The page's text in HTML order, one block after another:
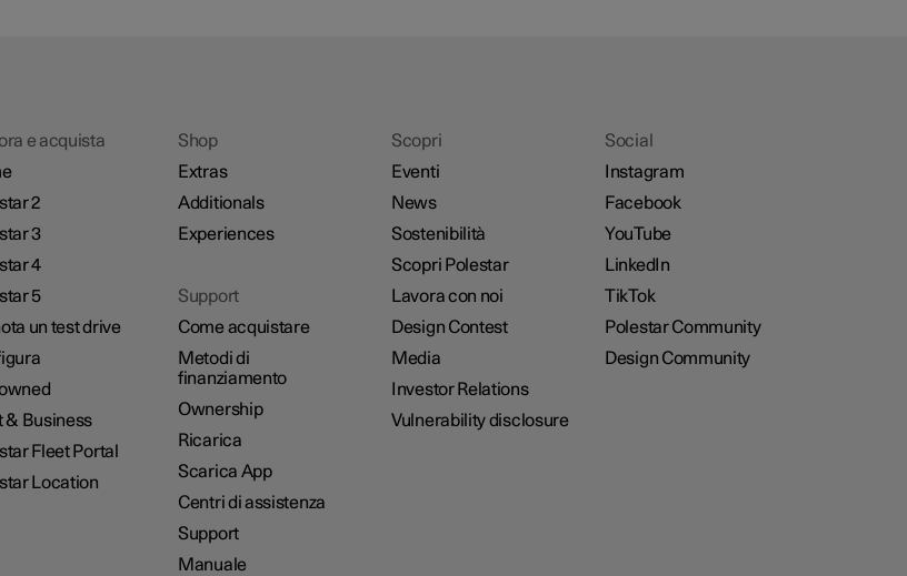
e acquista
2
3
4
5
un test drive
& Business
Fleet Portal
Location
Shop
Extras
Additionals
Experiences
Support
Come acquistare
Metodi di
finanziamento
Ownership
Ricarica
Scarica App
Centri di assistenza
Support
Manuale
Scopri
Eventi
News
Sostenibilità
Scopri Polestar
Lavora con noi
Design Contest
Media
Investor Relations
Vulnerability disclosure
Social
Instagram
Facebook
YouTube
LinkedIn
TikTok
Polestar Community
Design Community